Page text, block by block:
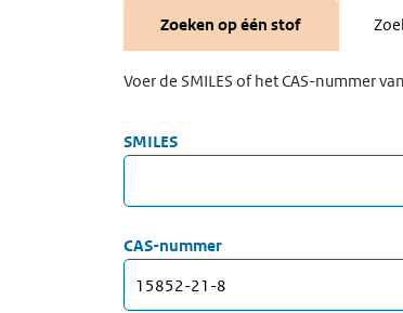
Zoeken op één stof
Voer de SMILES of het CAS-nummer
SMILES
CAS-nummer